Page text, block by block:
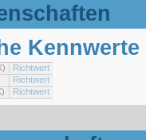
Kennwerte
Richtwert
Richtwert
Richtwert